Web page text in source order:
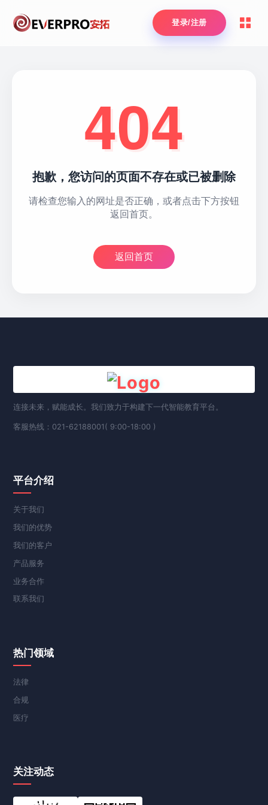
登录/注册
404
抱歉，您访问的页面不存在或已被删除
请检查您输入的网址是否正确，或者点击下方按钮
返回首页。
返回首页
连接未来，赋能成长。我们致力于构建下一代智能教育平台。
客服热线：021-62188001( 9:00-18:00 )
平台介绍
关于我们
我们的优势
我们的客户
产品服务
业务合作
联系我们
热门领域
法律
合规
医疗
关注动态